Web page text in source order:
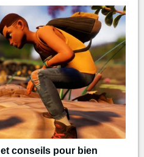
conseils pour bien